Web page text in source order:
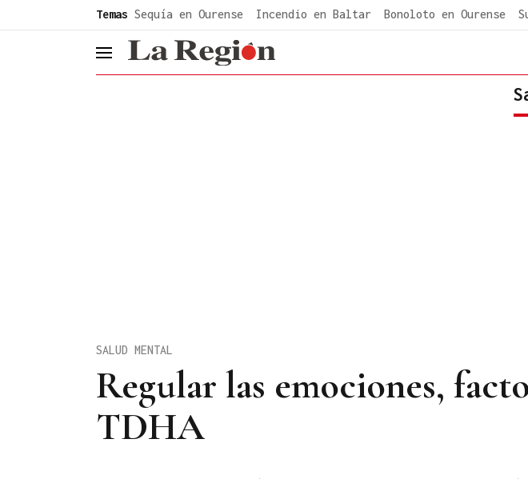
Temas Sequía en Ourense Incendio en Baltar Bonoloto en Ourense
header.menu.open
Regular las emociones,
TDHA
SALUD MENTAL